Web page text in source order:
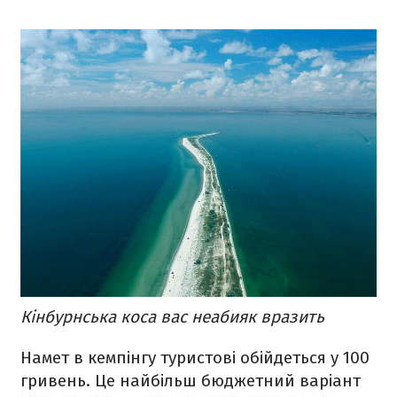
Кінбурнська коса вас неабияк вразить
Намет в кемпінгу туристові обійдеться у 100
гривень. Це найбільш бюджетний варіант